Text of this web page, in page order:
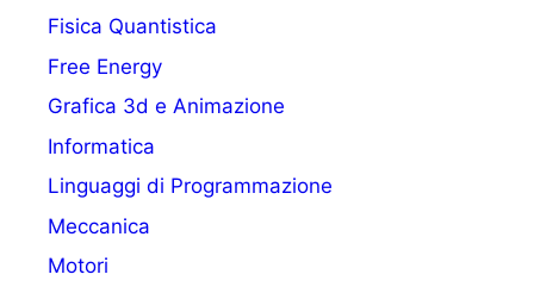
Fisica Quantistica
Free Energy
Grafica 3d e Animazione
Informatica
Linguaggi di Programmazione
Meccanica
Motori